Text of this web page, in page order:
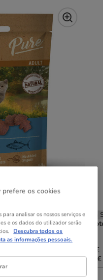
4 pacotes x 50
g
Sem Stock
7.96€
(37.80€ / kg)
6
Sem
10.98€
prefere os cookies
analisar os nossos serviços e
e os dados do utilizador serão
Descubra todos os
as informações pessoais.